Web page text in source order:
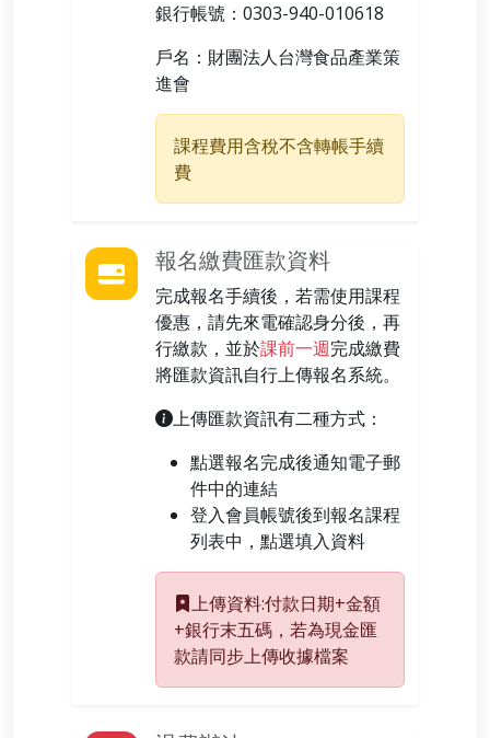
銀行帳號： 0303-940-010618
戶名： 財團法人台灣食品產業策
進會
課程費用含稅不含轉帳手續
費
報名繳費匯款資料
完成報名手續後，若需使用課程
優惠，請先來電確認身分後，再
行繳款，並於課前一週完成繳費
將匯款資訊自行上傳報名系統。
上傳匯款資訊有二種方式：
點選報名完成後通知電子郵
件中的連結
登入會員帳號後到報名課程
列表中，點選填入資料
上傳資料:付款日期+金額
+銀行末五碼，若為現金匯
款請同步上傳收據檔案